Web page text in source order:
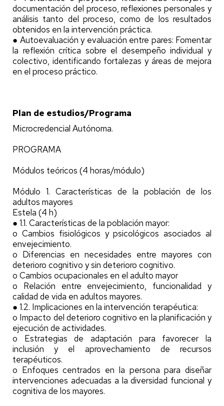
documentación del proceso, reflexiones personales y
análisis tanto del proceso, como de los resultados
obtenidos en la intervención práctica.
● Autoevaluación y evaluación entre pares: Fomentar
la reflexión crítica sobre el desempeño individual y
colectivo, identificando fortalezas y áreas de mejora
en el proceso práctico.
Plan de estudios/Programa
Microcredencial Autónoma.
PROGRAMA
Módulos teóricos (4 horas/módulo)
Módulo 1. Características de la población de los
adultos mayores
Estela (4 h)
● 1.1. Características de la población mayor:
o Cambios fisiológicos y psicológicos asociados al
envejecimiento.
o Diferencias en necesidades entre mayores con
deterioro cognitivo y sin deterioro cognitivo.
o Cambios ocupacionales en el adulto mayor
o Relación entre envejecimiento, funcionalidad y
calidad de vida en adultos mayores.
● 1.2. Implicaciones en la intervención terapéutica:
o Impacto del deterioro cognitivo en la planificación y
ejecución de actividades.
o Estrategias de adaptación para favorecer la
inclusión y el aprovechamiento de recursos
terapéuticos.
o Enfoques centrados en la persona para diseñar
intervenciones adecuadas a la diversidad funcional y
cognitiva de los mayores.